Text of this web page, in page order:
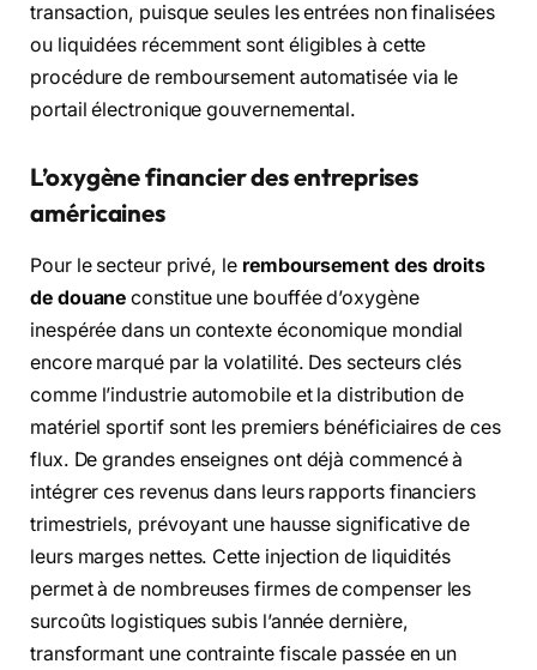
transaction, puisque seules les entrées non finalisées
ou liquidées récemment sont éligibles à cette
procédure de remboursement automatisée via le
portail électronique gouvernemental.
L’oxygène financier des entreprises
américaines
Pour le secteur privé, le remboursement des droits
de douane constitue une bouffée d’oxygène
inespérée dans un contexte économique mondial
encore marqué par la volatilité. Des secteurs clés
comme l’industrie automobile et la distribution de
matériel sportif sont les premiers bénéficiaires de ces
flux. De grandes enseignes ont déjà commencé à
intégrer ces revenus dans leurs rapports financiers
trimestriels, prévoyant une hausse significative de
leurs marges nettes. Cette injection de liquidités
permet à de nombreuses firmes de compenser les
surcoûts logistiques subis l’année dernière,
transformant une contrainte fiscale passée en un